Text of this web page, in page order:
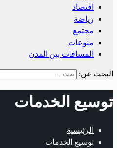
اقتصاد
رياضة
مجتمع
منوعات
المسافات بين المدن
البحث عن:
توسيع الخدمات
الرئيسية
توسيع الخدمات